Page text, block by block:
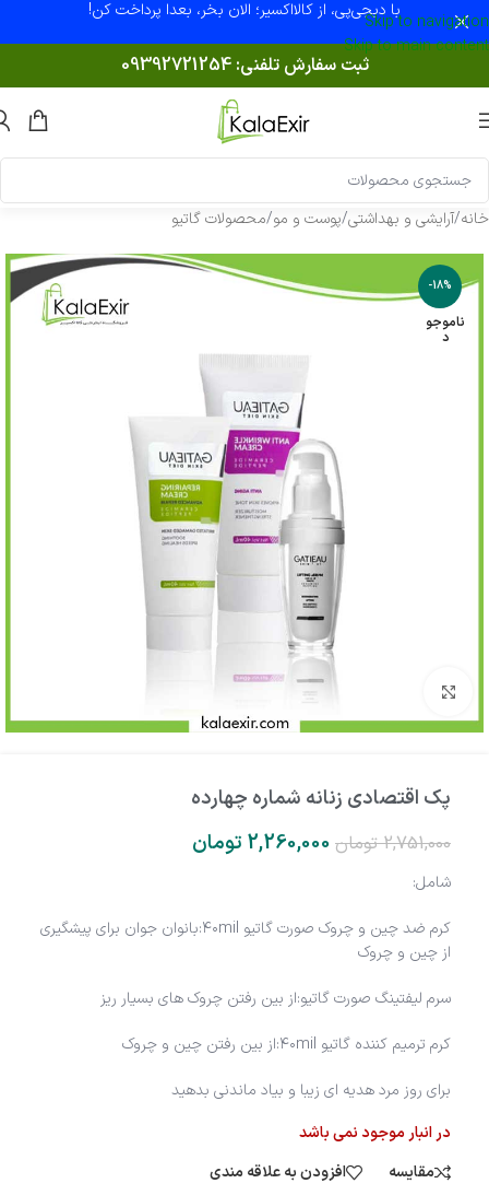
Skip to navigation
Skip to main content
با دیجی‌پی، از کالااکسیر؛ الان بخر، بعدا پرداخت کن!
ثبت سفارش تلفنی:09392721254
خانه/آرایشی و بهداشتی/پوست و مو/محصولات گاتیو
-18%
ناموجو
د
پک اقتصادی زنانه شماره چهارده
2,751,000 تومان 2,260,000 تومان
شامل:
کرم ضد چین و چروک صورت گاتیو ۴۰mil:بانوان جوان برای پیشگیری
از چین و چروک
سرم لیفتینگ صورت گاتیو:از بین رفتن چروک های بسیار ریز
کرم ترمیم کننده گاتیو ۴۰mil:از بین رفتن چین و چروک
برای روز مرد هدیه ای زیبا و بیاد ماندنی بدهید
در انبار موجود نمی باشد
مقایسه
افزودن به علاقه مندی